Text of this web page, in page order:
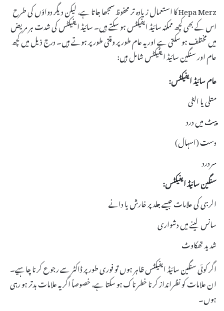
Hepa Merz کا استعمال زیادہ تر محفوظ سمجھا جاتا ہے، لیکن دیگر دواؤں کی طرح
اس کے بھی کچھ ممکنہ سائیڈ ایفیکٹس ہو سکتے ہیں۔ سائیڈ ایفیکٹس کی شدت ہر مریض
میں مختلف ہو سکتی ہے اور یہ عام طور پر وقتی طور پر ہوتے ہیں۔ درج ذیل میں کچھ
عام اور سنگین سائیڈ ایفیکٹس شامل ہیں:
عام سائیڈ ایفیکٹس:
متلی یا الٹی
پیٹ میں درد
دست (اسہال)
سردرد
سنگین سائیڈ ایفیکٹس:
الرجی کی علامات جیسے جلد پر خارش یا دانے
سانس لینے میں دشواری
شدید تھکاوٹ
اگر کوئی سنگین سائیڈ ایفیکٹس ظاہر ہوں تو فوری طور پر ڈاکٹر سے رجوع کرنا چاہیے۔
ان علامات کو نظرانداز کرنا خطرناک ہو سکتا ہے، خصوصاً اگر یہ علامات بدتر ہو رہی
ہوں۔